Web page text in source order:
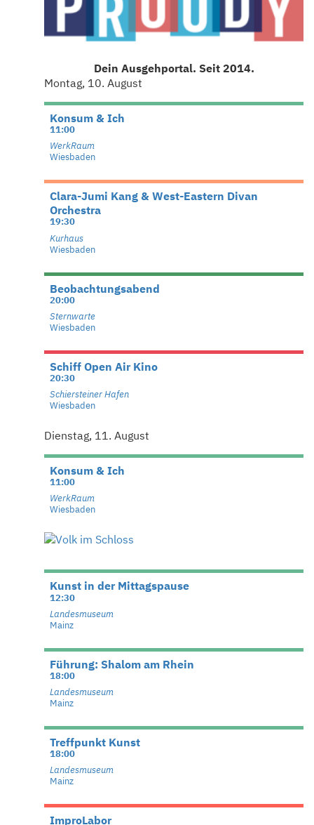
Dein Ausgehportal. Seit 2014.
Montag, 10. August
Konsum & Ich
11:00
WerkRaum
Wiesbaden
Clara-Jumi Kang & West-Eastern Divan
Orchestra
19:30
Kurhaus
Wiesbaden
Beobachtungsabend
20:00
Sternwarte
Wiesbaden
Schiff Open Air Kino
20:30
Schiersteiner Hafen
Wiesbaden
Dienstag, 11. August
Konsum & Ich
11:00
WerkRaum
Wiesbaden
Kunst in der Mittagspause
12:30
Landesmuseum
Mainz
Führung: Shalom am Rhein
18:00
Landesmuseum
Mainz
Treffpunkt Kunst
18:00
Landesmuseum
Mainz
ImproLabor